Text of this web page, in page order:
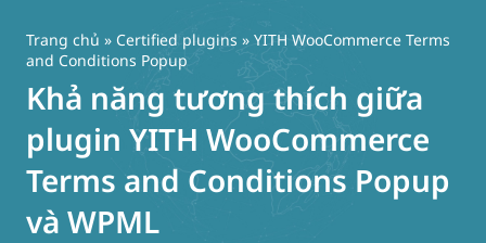
dung
Trang chủ » Certified plugins » YITH WooCommerce Terms
and Conditions Popup
Khả năng tương thích giữa
plugin YITH WooCommerce
Terms and Conditions Popup
và WPML